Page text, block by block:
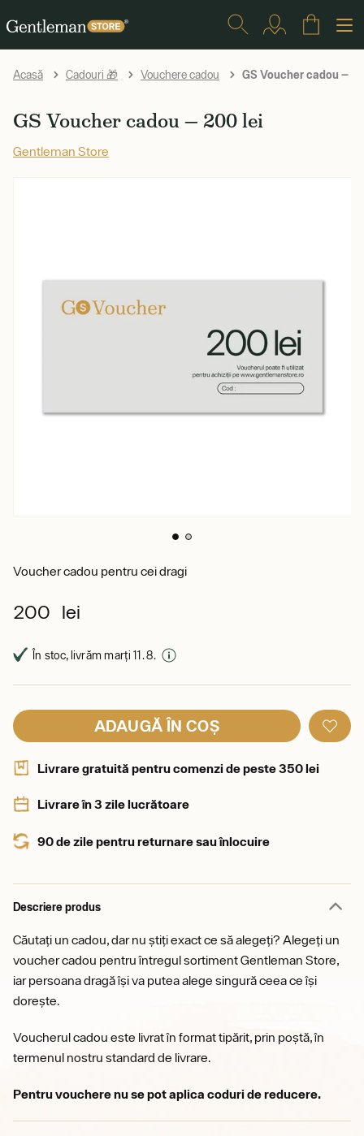
Acasă Cadouri 🎁 Vouchere cadou GS Voucher cadou —
GS Voucher cadou — 200 lei
Gentleman Store
Voucher cadou pentru cei dragi
200 lei
În stoc, livrăm marți 11. 8.
ADAUGĂ ÎN COȘ
Livrare gratuită pentru comenzi de peste 350 lei
Livrare în 3 zile lucrătoare
90 de zile pentru returnare sau înlocuire
Descriere produs
Căutați un cadou, dar nu știți exact ce să alegeți? Alegeți un
voucher cadou pentru întregul sortiment Gentleman Store,
iar persoana dragă își va putea alege singură ceea ce își
dorește.
Voucherul cadou este livrat în format tipărit, prin poștă, în
termenul nostru standard de livrare.
Pentru vouchere nu se pot aplica coduri de reducere.